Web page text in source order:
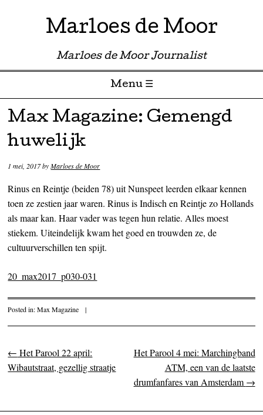
Marloes de Moor
Marloes de Moor Journalist
Menu ☰
Skip to content
Max Magazine: Gemengd
huwelijk
1 mei, 2017byMarloes de Moor
Rinus en Reintje (beiden 78) uit Nunspeet leerden elkaar kennen
toen ze zestien jaar waren. Rinus is Indisch en Reintje zo Hollands
als maar kan. Haar vader was tegen hun relatie. Alles moest
stiekem. Uiteindelijk kwam het goed en trouwden ze, de
cultuurverschillen ten spijt.
20_max2017_p030-031
Posted in:Max Magazine |
Post navigation
← Het Parool 22 april:
Wibautstraat, gezellig straatje
Het Parool 4 mei: Marchingband
ATM, een van de laatste
drumfanfares van Amsterdam →